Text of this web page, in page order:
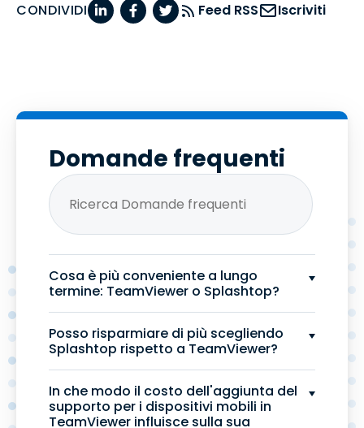
CONDIVIDI Feed RSS Iscriviti
Domande frequenti
Cosa è più conveniente a lungo
termine: TeamViewer o Splashtop?
Posso risparmiare di più scegliendo
Splashtop rispetto a TeamViewer?
In che modo il costo dell'aggiunta del
supporto per i dispositivi mobili in
TeamViewer influisce sulla sua